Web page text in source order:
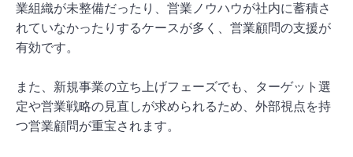
業組織が未整備だったり、営業ノウハウが社内に蓄積さ
れていなかったりするケースが多く、営業顧問の支援が
有効です。
また、新規事業の立ち上げフェーズでも、ターゲット選
定や営業戦略の見直しが求められるため、外部視点を持
つ営業顧問が重宝されます。